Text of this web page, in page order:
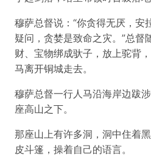
穆萨总督说：“你贪得无厌，安
疑问，贪婪是致命之灾。”总督
财、宝物绑成驮子，放上驼背
马离开铜城走去。
穆萨总督一行人马沿海岸边跋
座高山之下。
那座山上有许多洞，洞中住着
皮斗篷，操着自己的语言。